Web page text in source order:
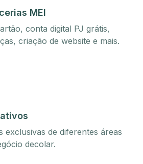
MEI
conta digital PJ grátis,
criação de website e mais.
exclusivas de diferentes áreas
decolar.